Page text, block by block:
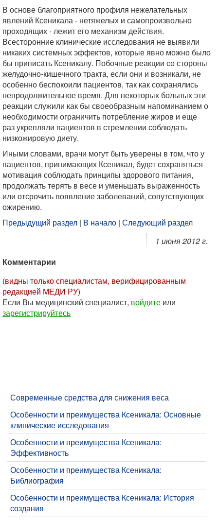
В основе благоприятного профиля нежелательных
явлений Ксеникала - нетяжелых и самопроизвольно
проходящих - лежит его механизм действия.
Всесторонние клинические исследования не выявили
никаких системных эффектов, которые явно можно было
бы приписать Ксеникалу. Побочные реакции со стороны
желудочно-кишечного тракта, если они и возникали, не
особенно беспокоили пациентов, так как сохранялись
непродолжительное время. Для некоторых больных эти
реакции служили как бы своеобразным напоминанием о
необходимости ограничить потребление жиров и еще
раз укрепляли пациентов в стремлении соблюдать
низкожировую диету.
Иными словами, врачи могут быть уверены в том, что у
пациентов, принимающих Ксеникал, будет сохраняться
мотивация соблюдать принципы здорового питания,
продолжать терять в весе и уменьшать выраженность
или отсрочить появление заболеваний, сопутствующих
ожирению.
Предыдущий раздел | В начало | Следующий раздел
1 июня 2012 г.
Комментарии
(видны только специалистам, верифицированным
редакцией МЕДИ РУ)
Если Вы медицинский специалист, войдите или
зарегистрируйтесь
Современные средства для снижения веса
Особенности и преимущества Ксеникала: Основные
клинические исследования
Особенности и преимущества Ксеникала:
Эффективность
Особенности и преимущества Ксеникала:
Библиография
Особенности и преимущества Ксеникала: История
создания